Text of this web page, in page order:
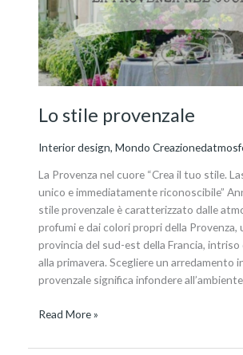
Lo stile provenzale
Interior design,Mondo
La Provenza nel cuore “Crea il tuo stile.
unico e immediatamente riconoscibile”
stile provenzale è caratterizzato dalle
profumi e dai colori propri della Provenza,
provincia del sud-est della Francia,
alla primavera. Scegliere un arredamento
provenzale significa infondere
Read More »